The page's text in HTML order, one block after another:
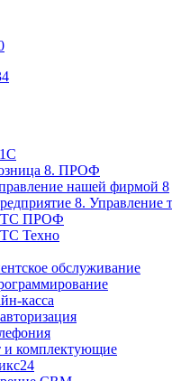
8. ПРОФ
нашей фирмой 8
8. Управление
ПРОФ
Техно
обслуживание
касса
и комплектующие